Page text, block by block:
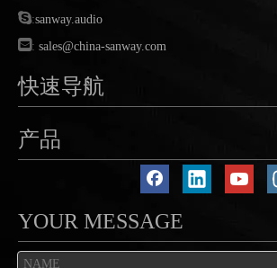
:sanway.audio
: sales@china-sanway.com
快速导航
产品
YOUR MESSAGE